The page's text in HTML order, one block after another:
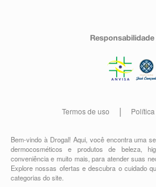
Responsabilidade
Termos de uso
Bem-vindo à Drogal! Aqui, você encontra uma
dermocosméticos e produtos de beleza,
conveniênciae muito mais, para atender suas
Explore nossas ofertas e descubra o cuidado
categorias do site.